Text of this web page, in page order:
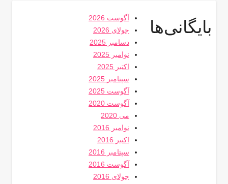
بایگانی‌ها
آگوست 2026
جولای 2026
دسامبر 2025
نوامبر 2025
اکتبر 2025
سپتامبر 2025
آگوست 2025
آگوست 2020
می 2020
نوامبر 2016
اکتبر 2016
سپتامبر 2016
آگوست 2016
جولای 2016